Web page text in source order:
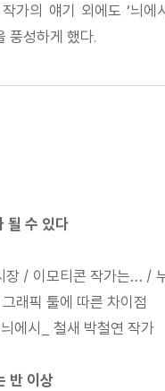
가의 얘기 외에도 ‘늬
풍성하게 했다.
될 수 있다
장 / 이모티콘 작가는… /
래픽 툴에 따른 차이점
에시_ 철새 박철연 작가
반 이상